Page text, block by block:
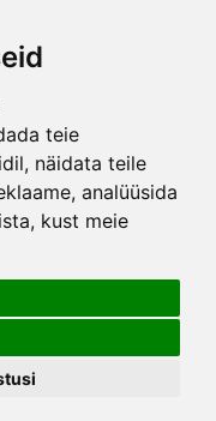
teie
näidata teile
analüüsida
kust meie